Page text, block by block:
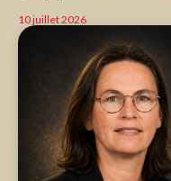
10 juillet 2026